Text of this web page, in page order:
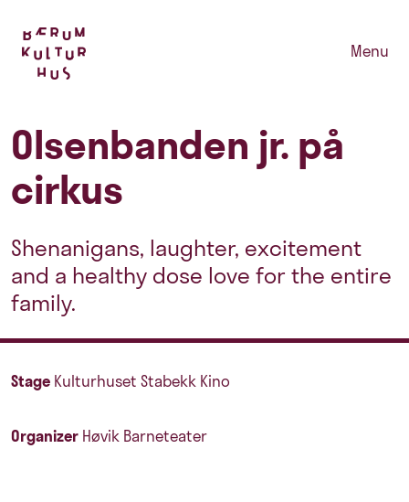
Menu
Olsenbanden jr. på
cirkus
Shenanigans, laughter, excitement
and a healthy dose love for the entire
family.
Stage Kulturhuset Stabekk Kino
Organizer Høvik Barneteater